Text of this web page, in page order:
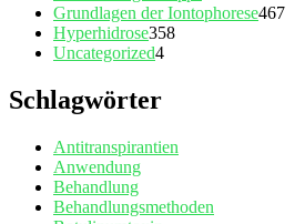
Grundlagen der Iontophorese467
Hyperhidrose358
Uncategorized4
Schlagwörter
Antitranspirantien
Anwendung
Behandlung
Behandlungsmethoden